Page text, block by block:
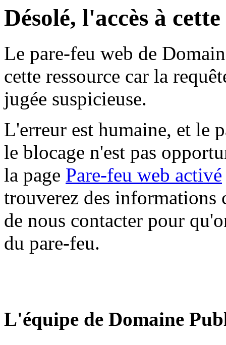
Désolé, l'accès à
Le pare-feu web de
cette ressource car la
jugée suspicieuse.
L'erreur est humaine, et le
le blocage n'est pas
la page Pare-feu web activé
trouverez des informations
de nous contacter pour
du pare-feu.
L'équipe de Domaine